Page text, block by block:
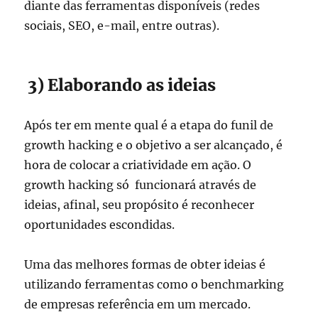
diante das ferramentas disponíveis (redes
sociais, SEO, e-mail, entre outras).
3) Elaborando as ideias
Após ter em mente qual é a etapa do funil de
growth hacking e o objetivo a ser alcançado, é
hora de colocar a criatividade em ação. O
growth hacking só funcionará através de
ideias, afinal, seu propósito é reconhecer
oportunidades escondidas.
Uma das melhores formas de obter ideias é
utilizando ferramentas como o benchmarking
de empresas referência em um mercado.